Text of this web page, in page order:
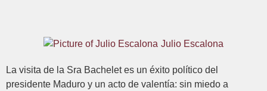
Julio Escalona
La visita de la Sra Bachelet es un éxito político del
presidente Maduro y un acto de valentía: sin miedo a